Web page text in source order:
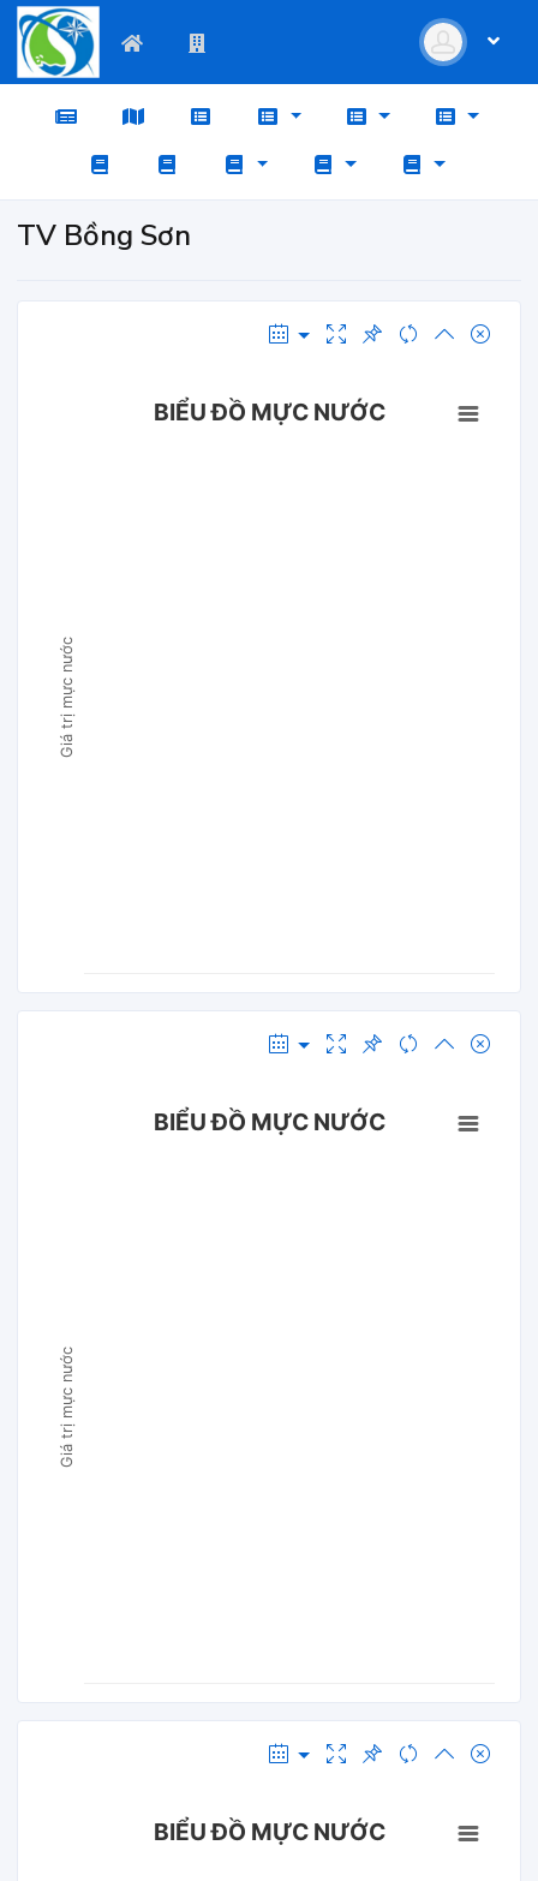
TV Bồng Sơn
Giá trị mực nước
BIỂU ĐỒ MỰC NƯỚC
Giá trị mực nước
BIỂU ĐỒ MỰC NƯỚC
BIỂU ĐỒ MỰC NƯỚC